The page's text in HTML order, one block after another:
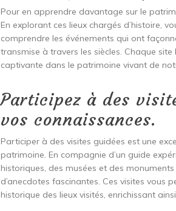
Pour en apprendre davantage sur le
En explorant ces lieux chargés d’histoire,
comprendre les événements qui ont
transmise à travers les siècles. Chaque
captivante dans le patrimoine vivant de
Participez à des
vos connaissances.
Participer à des visites guidées est une
patrimoine. En compagnie d’un guide
historiques, des musées et des
d’anecdotes fascinantes. Ces visites vous
historique des lieux visités, enrichissant